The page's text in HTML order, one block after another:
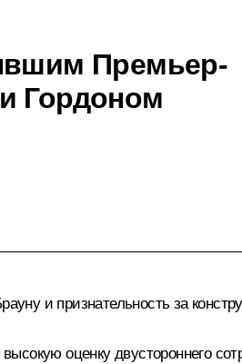
Премьер-
Гордоном
и признательность за
оценку двустороннего